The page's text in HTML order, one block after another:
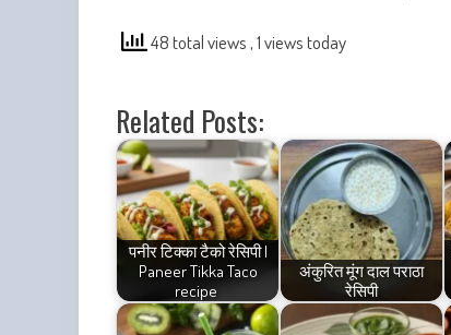
48 total views, 1 views today
Related Posts:
पनीर टिक्का टैको रेसिपी |
Paneer Tikka Taco
recipe
अंकुरित मूंग दाल पराठा
रेसिपी